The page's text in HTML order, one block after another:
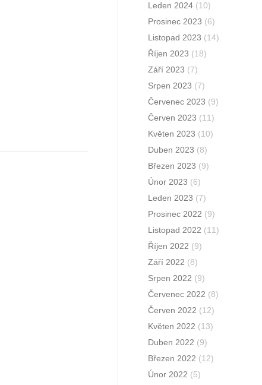
Leden 2024 (10)
Prosinec 2023 (6)
Listopad 2023 (14)
Říjen 2023 (18)
Září 2023 (7)
Srpen 2023 (7)
Červenec 2023 (9)
Červen 2023 (11)
Květen 2023 (10)
Duben 2023 (8)
Březen 2023 (9)
Únor 2023 (6)
Leden 2023 (7)
Prosinec 2022 (9)
Listopad 2022 (11)
Říjen 2022 (9)
Září 2022 (8)
Srpen 2022 (9)
Červenec 2022 (8)
Červen 2022 (12)
Květen 2022 (13)
Duben 2022 (9)
Březen 2022 (12)
Únor 2022 (5)